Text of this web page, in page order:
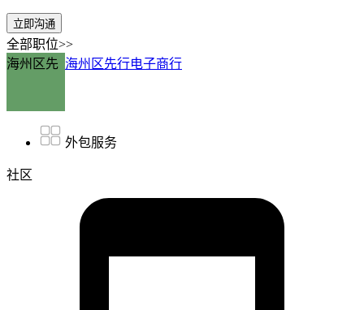
立即沟通
全部职位>>
海州区先 海州区先行电子商行
外包服务
社区